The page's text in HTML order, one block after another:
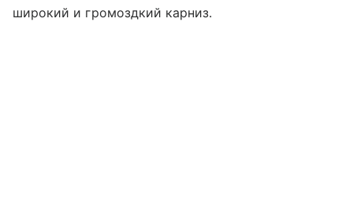
широкий и громоздкий карниз.